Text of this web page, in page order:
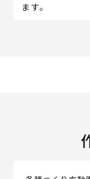
ます。